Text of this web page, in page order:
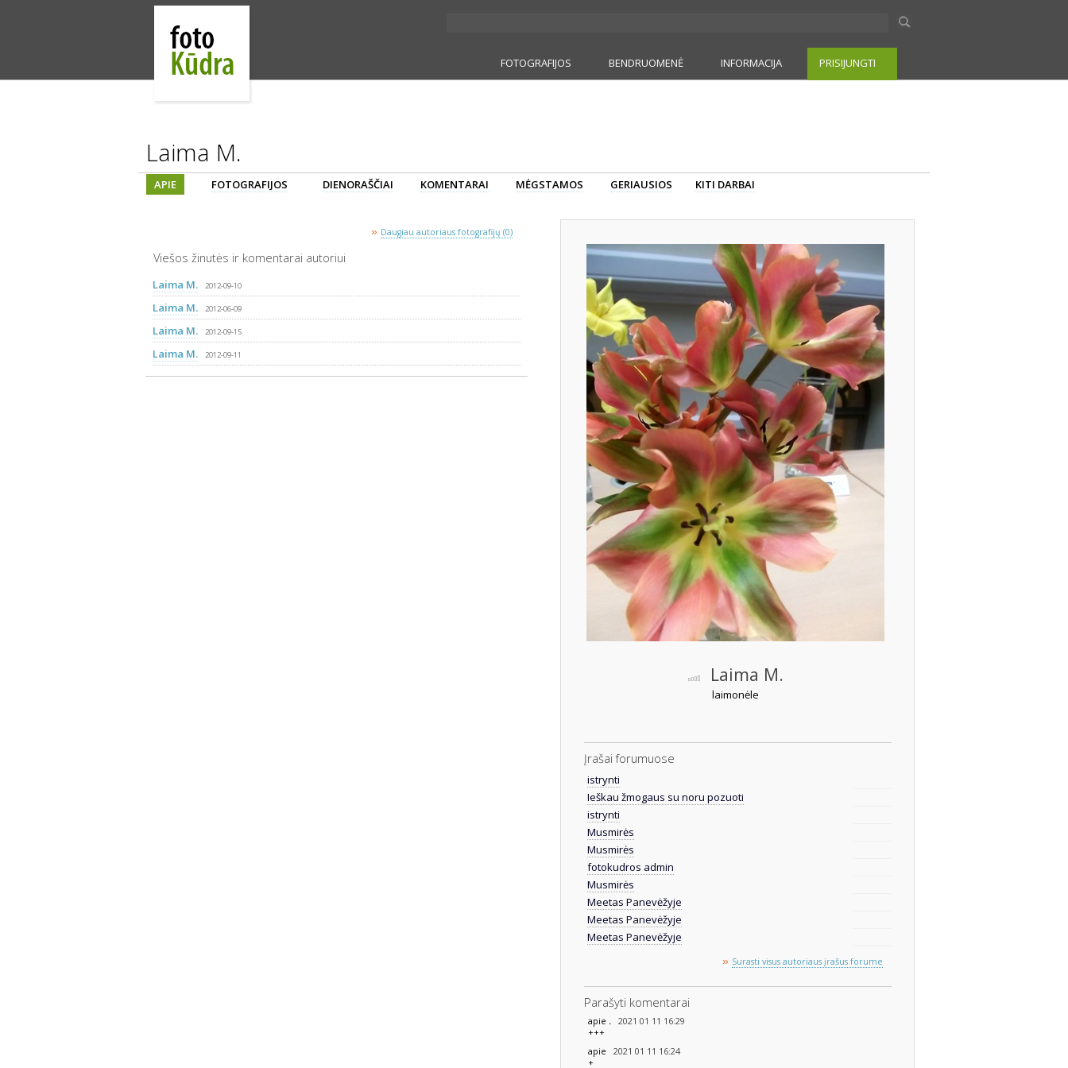
FOTOGRAFIJOS BENDRUOMENĖ INFORMACIJA PRISIJUNGTI
Laima M.
APIE FOTOGRAFIJOS DIENORAŠČIAI KOMENTARAI MĖGSTAMOS GERIAUSIOS KITI DARBAI
» Daugiau autoriaus fotografijų (0)
Viešos žinutės ir komentarai autoriui
Laima M. 2012-09-10
Laima M. 2012-06-09
Laima M. 2012-09-15
Laima M. 2012-09-11
Laima M.
laimonėle
Įrašai forumuose
istrynti
Ieškau žmogaus su noru pozuoti
istrynti
Musmirės
Musmirės
fotokudros admin
Musmirės
Meetas Panevėžyje
Meetas Panevėžyje
Meetas Panevėžyje
» Surasti visus autoriaus įrašus forume
Parašyti komentarai
apie . 2021 01 11 16:29
+++
apie
2021 01 11 16:24
+